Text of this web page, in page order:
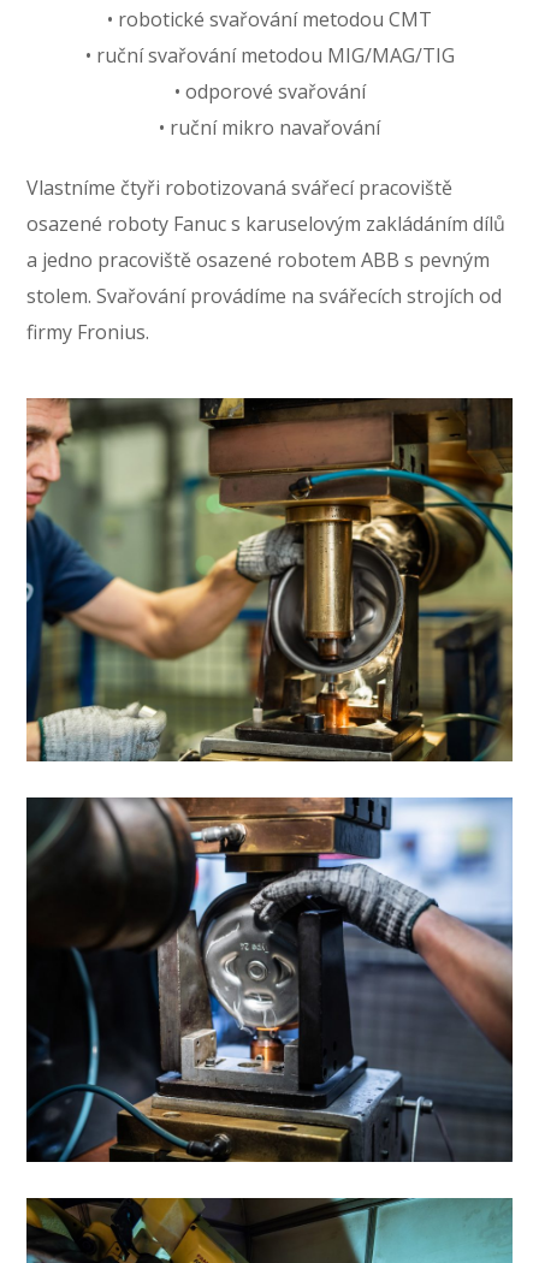
• robotické svařování metodou CMT
• ruční svařování metodou MIG/MAG/TIG
• odporové svařování
• ruční mikro navařování
Vlastníme čtyři robotizovaná svářecí pracoviště
osazené roboty Fanuc s karuselovým zakládáním dílů
a jedno pracoviště osazené robotem ABB s pevným
stolem. Svařování provádíme na svářecích strojích od
firmy Fronius.